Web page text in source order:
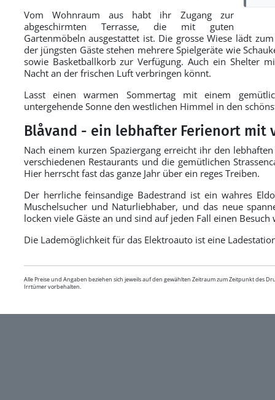
Vom Wohnraum aus habt ihr Zugang zur
abgeschirmten Terrasse, die mit guten
Gartenmöbeln ausgestattet ist. Die grosse Wiese lädt
der jüngsten Gäste stehen mehrere Spielgeräte wie
sowie Basketballkorb zur Verfügung. Auch ein Shelter
Nacht an der frischen Luft verbringen könnt.
Lasst einen warmen Sommertag mit einem
untergehende Sonne den westlichen Himmel in den
Blåvand - ein lebhafter Ferienort
Nach einem kurzen Spaziergang erreicht ihr den
verschiedenen Restaurants und die gemütlichen
Hier herrscht fast das ganze Jahr über ein reges Treiben.
Der herrliche feinsandige Badestrand ist ein wahres
Muschelsucher und Naturliebhaber, und das neue
locken viele Gäste an und sind auf jeden Fall einen Besuch
Die Lademöglichkeit für das Elektroauto ist eine
Alle Preise und Angaben beziehen sich jeweils auf den gewählten Zeitraum zum Zeitpunkt des
Irrtümer vorbehalten.